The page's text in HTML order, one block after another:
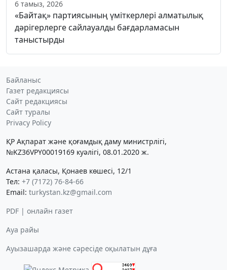
6 тамыз, 2026
«Байтақ» партиясының үміткерлері алматылық
дәрігерлерге сайлауалды бағдарламасын
таныстырды
Байланыс
Газет редакциясы
Сайт редакциясы
Сайт туралы
Privacy Policy
ҚР Ақпарат және қоғамдық даму министрлігі,
№KZ36VPY00019169 куәлігі, 08.01.2020 ж.
Астана қаласы, Қонаев көшесі, 12/1
Тел: +7 (7172) 76-84-66
Email: turkystan.kz@gmail.com
PDF | онлайн газет
Ауа райы
Ауызашарда және сәресіде оқылатын дұға